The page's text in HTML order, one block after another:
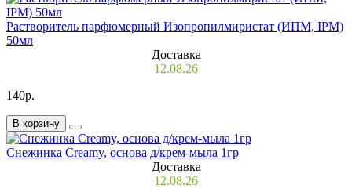
Растворитель парфюмерный Изопропилмиристат (ИПМ, IPM)
50мл
Доставка
12.08.26
140р.
В корзину
Снежинка Creamy, основа д/крем-мыла 1гр
Доставка
12.08.26